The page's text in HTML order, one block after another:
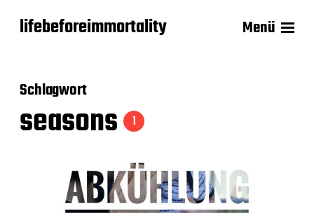
lifebeforeimmortality Menü
Schlagwort
seasons 1